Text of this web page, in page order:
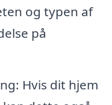
og typen af
på
Hvis dit hjem